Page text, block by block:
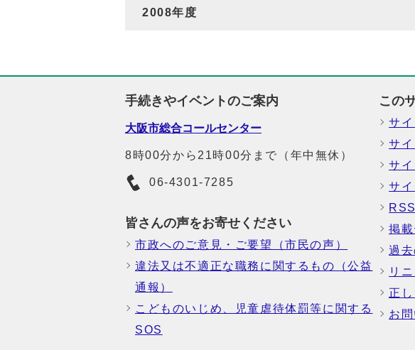
2008年度
手続きやイベントのご案内
大阪市総合コールセンター
8時00分から21時00分まで（年中無休）
06-4301-7285
皆さんの声をお寄せください
市政へのご意見・ご要望（市民の声）
違法又は不適正な職務に関するもの（公益
通報）
こどものいじめ、児童虐待体罰等に関する
SOS
この
サ
サ
サ
サ
掲
過去
リ
正
お